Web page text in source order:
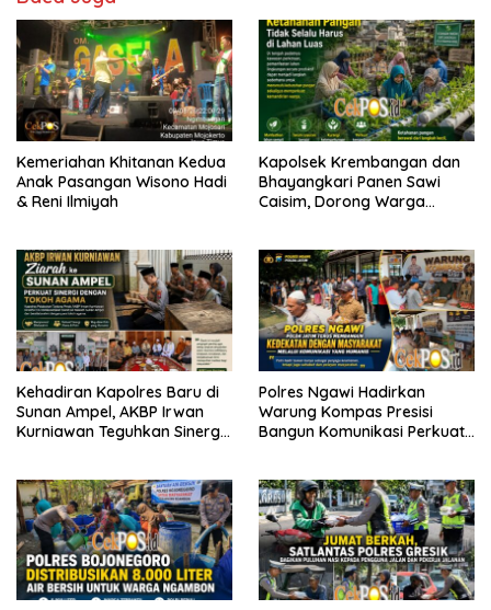
Kemeriahan Khitanan Kedua
Anak Pasangan Wisono Hadi
& Reni Ilmiyah
Kapolsek Krembangan dan
Bhayangkari Panen Sawi
Caisim, Dorong Warga
Kehadiran Kapolres Baru di
Sunan Ampel, AKBP Irwan
Kurniawan Teguhkan Sinergi
Polres Ngawi Hadirkan
Warung Kompas Presisi
Bangun Komunikasi Perkuat